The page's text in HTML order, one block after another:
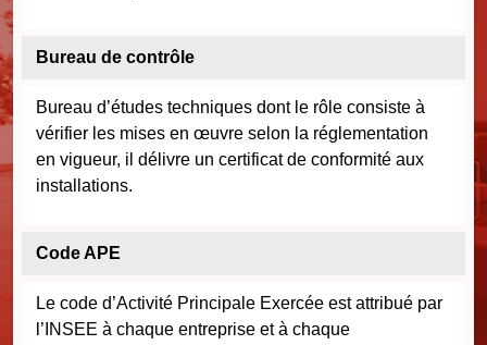
Bureau de contrôle
Bureau d’études techniques dont le rôle consiste à
vérifier les mises en œuvre selon la réglementation
en vigueur, il délivre un certificat de conformité aux
installations.
Code APE
Le code d’Activité Principale Exercée est attribué par
l’INSEE à chaque entreprise et à chaque